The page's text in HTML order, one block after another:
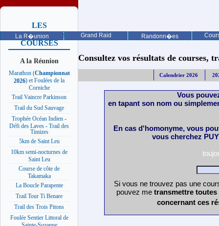
La R�union Grand Raid Randonn�es
LES
PROCHAINES
COURSES
A la Réunion
Marathon (Championnat
2026) et Foulées de la
Corniche
Trail Vaincre Parkinson
Trail du Sud Sauvage
Trophée Océan Indien -
Défi des Laves - Trail des
Timizes
5km de Saint Leu
10km semi-nocturnes de
Saint Leu
Course de côte de
Takamaka
La Boucle Parapente
Trail Tour Ti Benare
Trail des Trois Pitons
Foulée Sentier Littoral de
Sainte-Suzanne
Consultez vos résultats de courses,
Calendrier 2026
Vous
en tapant son nom ou
En cas d'homonyme, vous
vous cherchez
Si vous ne trouvez pas une
pouvez me transmettre
concernant ces